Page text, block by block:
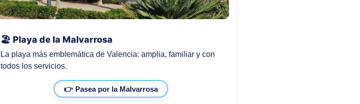
🏖️ Playa de la Malvarrosa
La playa más emblemática de Valencia: amplia, familiar y con
todos los servicios.
👉 Pasea por la Malvarrosa